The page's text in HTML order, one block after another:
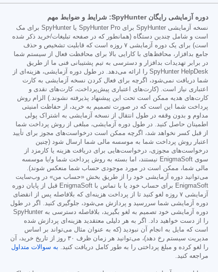
دوره آزمایشی رایگان SpyHunter: شرایط و ضوابط مهم
نسخه آزمایشی SpyHunter برای SpyHunter Pro یا SpyHunter برای مک
است و شامل چندین دستگاه (همانطور که در صفحه تبلیغات/خرید ذکر شده
است) برای یک دوره آزمایشی ۷ روزه است که قابلیت تشخیص و حذف
جامع بدافزار، محافظ‌های با کارایی بالا برای محافظت فعال از سیستم شما
در برابر تهدیدات بدافزار و دسترسی به تیم پشتیبانی فنی ما از طریق
SpyHunter HelpDesk را ارائه می‌دهد. در طول دوره آزمایشی، هزینه‌ای از
شما دریافت نمی‌شود، اگرچه برای فعال کردن نسخه آزمایشی به کارت
اعتباری نیاز است. (کارت‌های اعتباری پیش‌پرداخت، کارت‌های نقدی و
کارت‌های هدیه ممکن است تحت این پیشنهاد پذیرفته نشوند.) الزام روش
پرداخت شما این است که در صورت تصمیم به خرید، از حفاظت امنیتی
مداوم و بدون وقفه در طول انتقال از نسخه آزمایشی به اشتراک پولی
اطمینان حاصل کنید. در طول دوره آزمایشی، مبلغی از روش پرداخت شما
از قبل کسر نخواهد شد، اگرچه ممکن است درخواست‌های مجوز برای تأیید
اعتبار روش پرداخت شما به موسسه مالی شما ارسال شود (چنین
درخواست‌های مجوزی، درخواست‌هایی برای دریافت هزینه یا کارمزد از
سوی EnigmaSoft نیستند، اما بسته به روش پرداخت شما و/یا موسسه
مالی شما، ممکن است در مورد موجودی حساب شما منعکس شوند).
می‌توانید دوره آزمایشی خود را از طریق بخش «حساب من» در وب‌سایت
EnigmaSoft برای حساب خود یا با تماس با EnigmaSoft قبل از پایان دوره
آزمایشی ۷ روزه لغو کنید تا از پرداخت هزینه‌ای که بلافاصله پس از انقضای
دوره آزمایشی شما سررسید و پردازش می‌شود، جلوگیری کنید. اگر در طول
دوره آزمایشی خود تصمیم به لغو بگیرید، بلافاصله دسترسی به SpyHunter
را از دست خواهید داد. اگر به هر دلیلی معتقدید هزینه‌ای پردازش شده
است که مایل به انجام آن نبودید (که به عنوان مثال می‌تواند بر اساس
مدیریت سیستم رخ دهد)، می‌توانید هر زمان ظرف ۳۰ روز از تاریخ خرید، آن
را لغو کرده و مبلغ پرداختی را به طور کامل دریافت کنید. به سوالات متداول
مراجعه کنید.